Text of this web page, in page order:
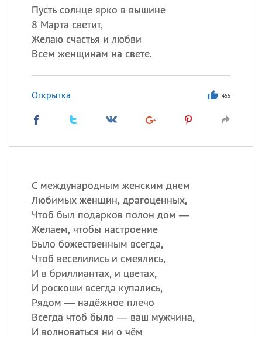
Пусть солнце ярко в вышине
8 Марта светит,
Желаю счастья и любви
Всем женщинам на свете.
Открытка 455
С международным женским днем
Любимых женщин, драгоценных,
Чтоб был подарков полон дом —
Желаем, чтобы настроение
Было божественным всегда,
Чтоб веселились и смеялись,
И в бриллиантах, и цветах,
И роскоши всегда купались,
Рядом — надёжное плечо
Всегда чтоб было — ваш мужчина,
И волноваться ни о чём